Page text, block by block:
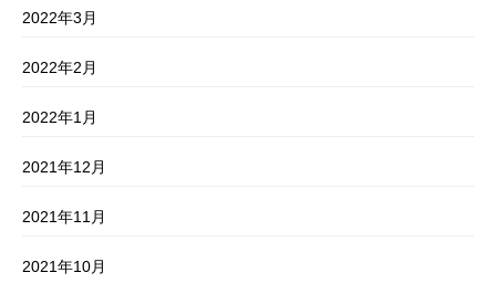
2022年3月
2022年2月
2022年1月
2021年12月
2021年11月
2021年10月